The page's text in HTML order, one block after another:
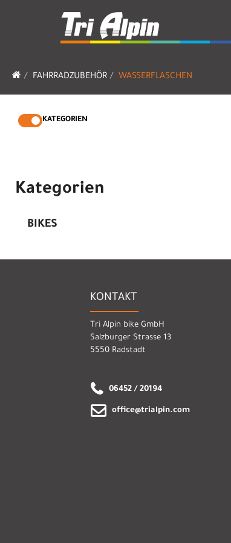
FAHRRADZUBEHÖR WASSERFLASCHEN
KATEGORIEN
Kategorien
BIKES
KONTAKT
Tri Alpin bike GmbH
Salzburger Strasse 13
5550 Radstadt
06452 / 20194
office@trialpin.com